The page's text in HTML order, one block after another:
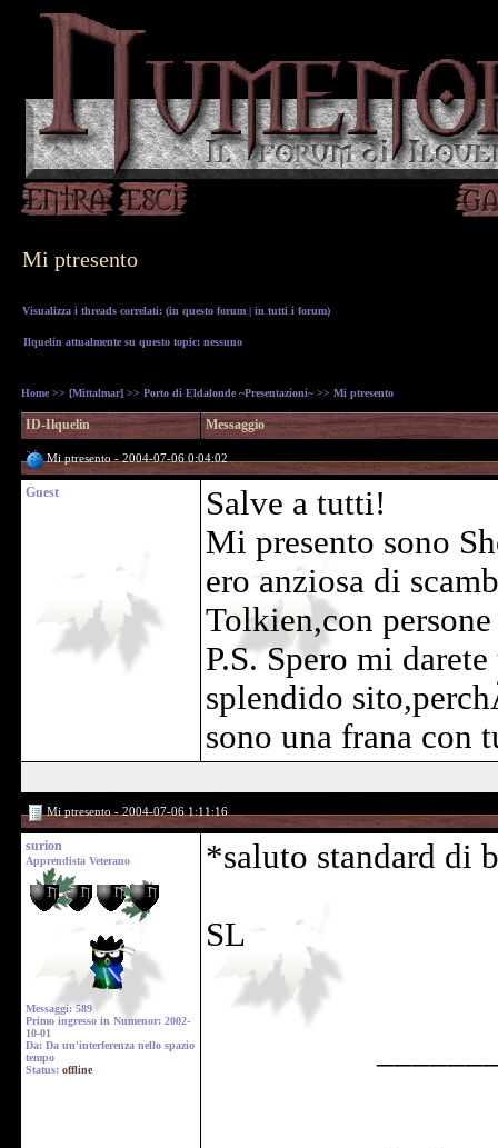
Mi ptresento
Visualizza i threads correlati: (in questo forum | in tutti i forum)
Ilquelin attualmente su questo topic: nessuno
Home >> [Mittalmar] >> Porto di Eldalonde ~Presentazioni~ >> Mi ptresento
ID-Ilquelin Messaggio
Mi ptresento - 2004-07-06 0:04:02
Guest
Salve a tutti!
Mi presento sono
ero anziosa di
Tolkien,con
P.S. Spero mi
splendido
sono una frana con
Mi ptresento - 2004-07-06 1:11:16
surion
Apprendista Veterano
Messaggi: 589
Primo ingresso in Numenor: 2002-
10-01
Da: Da un'interferenza nello spazio
tempo
Status: offline
*saluto standard di
SL